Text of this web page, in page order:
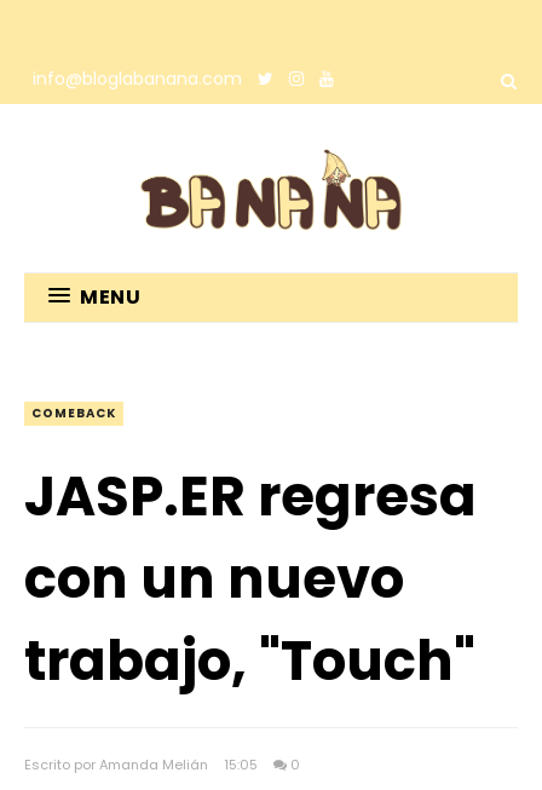
info@bloglabanana.com
MENU
COMEBACK
JASP.ER regresa
con un nuevo
trabajo, "Touch"
Escrito por Amanda Melián 15:05 0